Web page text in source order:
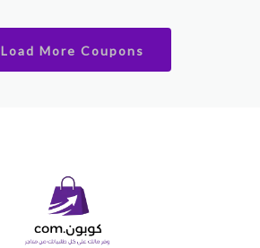
Load More Coupons